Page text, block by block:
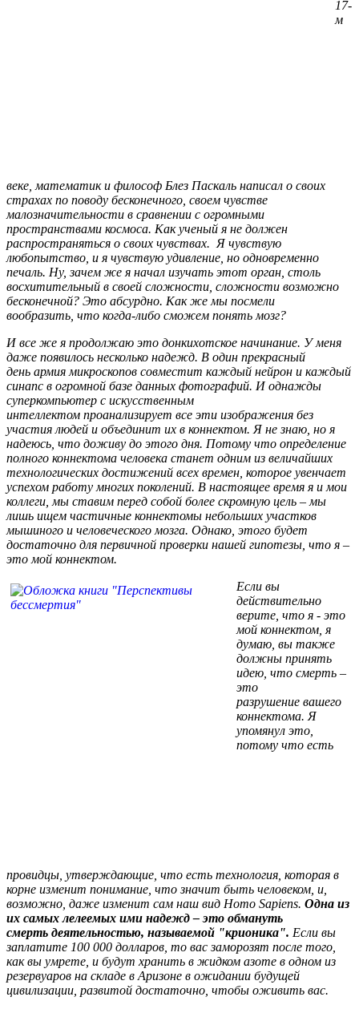
17-
м
веке, математик и философ Блез Паскаль написал о своих
страхах по поводу бесконечного, своем чувстве
малозначительности в сравнении с огромными
пространствами космоса. Как ученый я не должен
распространяться о своих чувствах. Я чувствую
любопытство, и я чувствую удивление, но одновременно
печаль. Ну, зачем же я начал изучать этот орган, столь
восхитительный в своей сложности, сложности возможно
бесконечной? Это абсурдно. Как же мы посмели
вообразить, что когда-либо сможем понять мозг?
И все же я продолжаю это донкихотское начинание. У меня
даже появилось несколько надежд. В один прекрасный
день армия микроскопов совместит каждый нейрон и каждый
синапс в огромной базе данных фотографий. И однажды
суперкомпьютер с искусственным
интеллектом проанализирует все эти изображения без
участия людей и объединит их в коннектом. Я не знаю, но я
надеюсь, что доживу до этого дня. Потому что определение
полного коннектома человека станет одним из величайших
технологических достижений всех времен, которое увенчает
успехом работу многих поколений. В настоящее время я и мои
коллеги, мы ставим перед собой более скромную цель – мы
лишь ищем частичные коннектомы небольших участков
мышиного и человеческого мозга. Однако, этого будет
достаточно для первичной проверки нашей гипотезы, что я –
это мой коннектом.
Если вы
действительно
верите, что я - это
мой коннектом, я
думаю, вы также
должны принять
идею, что смерть –
это
разрушение вашего
коннектома. Я
упомянул это,
потому что есть
провидцы, утверждающие, что есть технология, которая в
корне изменит понимание, что значит быть человеком, и,
возможно, даже изменит сам наш вид Homo Sapiens. Одна из
их самых лелеемых ими надежд – это обмануть
смерть деятельностью, называемой "крионика". Если вы
заплатите 100 000 долларов, то вас заморозят после того,
как вы умрете, и будут хранить в жидком азоте в одном из
резервуаров на складе в Аризоне в ожидании будущей
цивилизации, развитой достаточно, чтобы оживить вас.